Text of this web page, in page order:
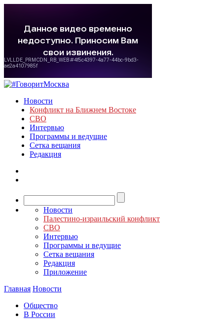
Новости
Конфликт на Ближнем Востоке
СВО
Интервью
Программы и ведущие
Сетка вещания
Редакция
Новости
Палестино-израильский конфликт
СВО
Интервью
Программы и ведущие
Сетка вещания
Редакция
Приложение
Главная Новости
Общество
В России